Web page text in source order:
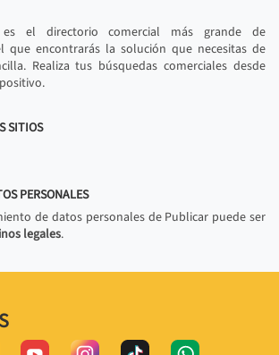
es el directorio comercial más grande de
que encontrarás la solución que necesitas de
Realiza tus búsquedas comerciales desde
SITIOS
PERSONALES
de datos personales de Publicar puede ser
legales.